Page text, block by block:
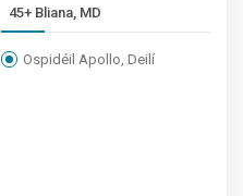
45+ Bliana, MD
Ospidéil Apollo, Deilí